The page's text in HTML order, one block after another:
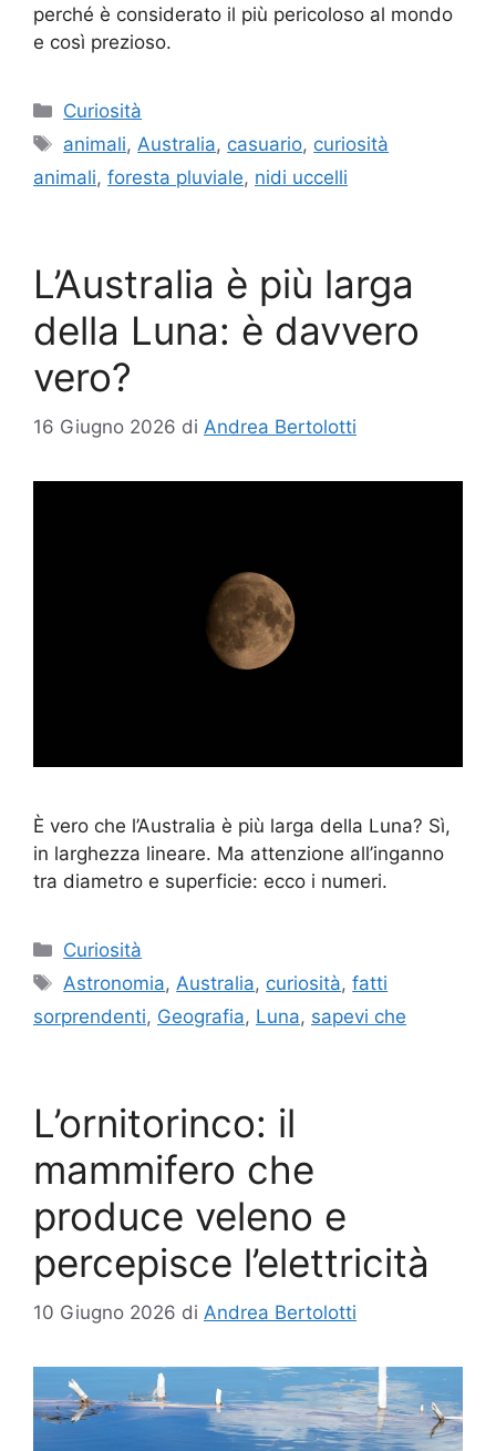
perché è considerato il più pericoloso al mondo
e così prezioso.
Categorie
Curiosità
Tag
animali,Australia, casuario, curiosità
animali, foresta pluviale, nidi uccelli
L’Australia è più larga
della Luna: è davvero
vero?
16 Giugno 2026 di Andrea Bertolotti
È vero che l’Australia è più larga della Luna? Sì,
in larghezza lineare. Ma attenzione all’inganno
tra diametro e superficie: ecco i numeri.
Categorie
Curiosità
Tag
Astronomia,Australia, curiosità,fatti
sorprendenti, Geografia, Luna, sapevi che
L’ornitorinco: il
mammifero che
produce veleno e
percepisce l’elettricità
10 Giugno 2026 di Andrea Bertolotti